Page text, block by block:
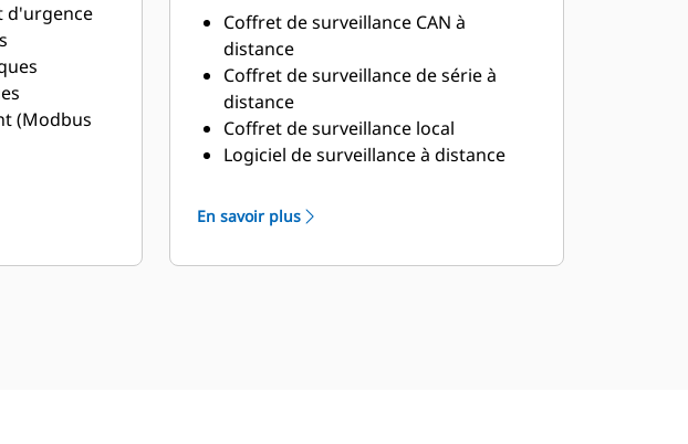
d'urgence
(Modbus
du
Coffret de surveillance CAN à
distance
Coffret de surveillance de série à
distance
Coffret de surveillance local
Logiciel de surveillance à distance
Module RTD
Module de thermocouple
Panneau de contrôle commande de
En savoir plus